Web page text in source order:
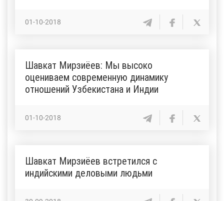
01-10-2018
Шавкат Мирзиёев: Мы высоко
оцениваем современную динамику
отношений Узбекистана и Индии
01-10-2018
Шавкат Мирзиёев встретился с
индийскими деловыми людьми